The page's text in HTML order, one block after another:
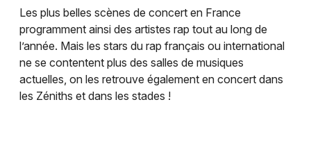
Les plus belles scènes de concert en France
programment ainsi des artistes rap tout au long de
l’année. Mais les stars du rap français ou international
ne se contentent plus des salles de musiques
actuelles, on les retrouve également en concert dans
les Zéniths et dans les stades !